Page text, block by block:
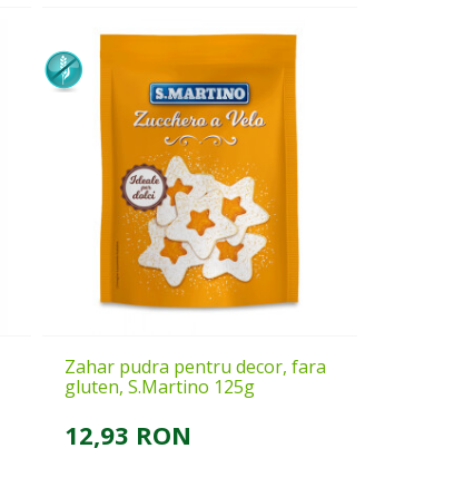
Zahar pudra pentru decor, fara
gluten, S.Martino 125g
12,93 RON